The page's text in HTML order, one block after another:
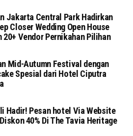
Jakarta Central Park Hadirkan
Closer Wedding Open House
20+ Vendor Pernikahan Pilihan
Mid-Autumn Festival dengan
Spesial dari Hotel Ciputra
Hadir! Pesan hotel Via Website
40% Di The Tavia Heritage